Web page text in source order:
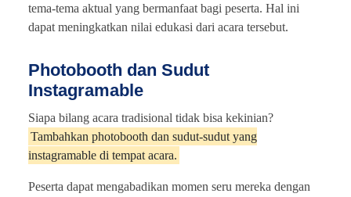
tema-tema aktual yang bermanfaat bagi peserta. Hal ini
dapat meningkatkan nilai edukasi dari acara tersebut.
Photobooth dan Sudut
Instagramable
Siapa bilang acara tradisional tidak bisa kekinian?
Tambahkan photobooth dan sudut-sudut yang
instagramable di tempat acara.
Peserta dapat mengabadikan momen seru mereka dengan